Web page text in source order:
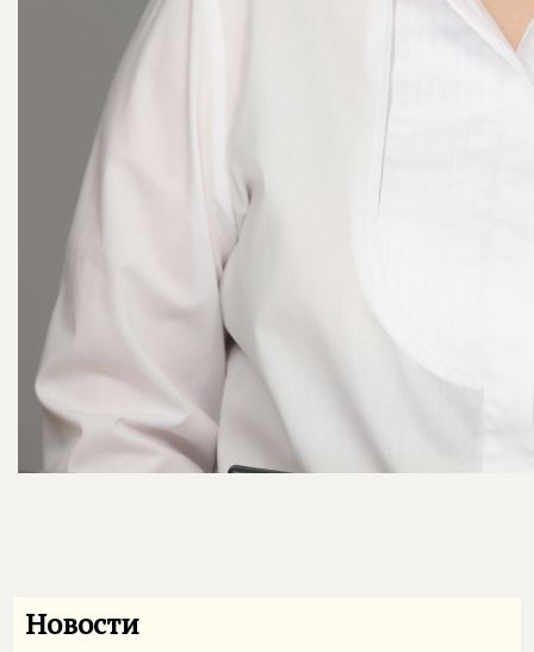
Новости